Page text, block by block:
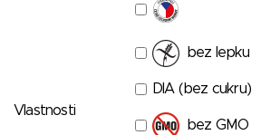
Vlastnosti
bez lepku
DIA (bez cukru)
bez GMO